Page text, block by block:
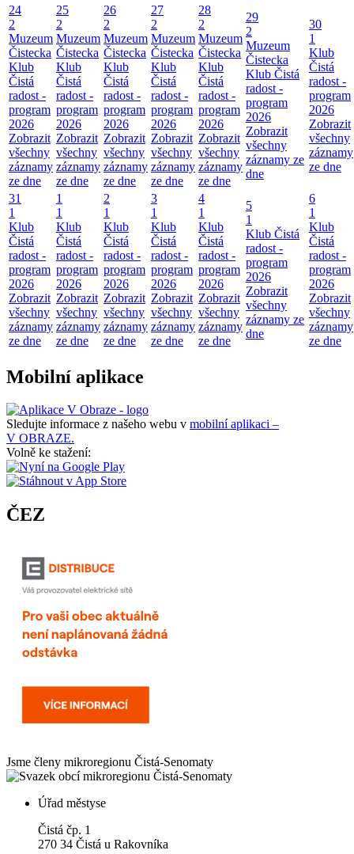
24
2
Muzeum
Čistecka
Klub
Čistá
radost -
program
2026
Zobrazit
všechny
záznamy
ze dne
25
2
Muzeum
Čistecka
Klub
Čistá
radost -
program
2026
Zobrazit
všechny
záznamy
ze dne
26
2
Muzeum
Čistecka
Klub
Čistá
radost -
program
2026
Zobrazit
všechny
záznamy
ze dne
27
2
Muzeum
Čistecka
Klub
Čistá
radost -
program
2026
Zobrazit
všechny
záznamy
ze dne
28
2
Muzeum
Čistecka
Klub
Čistá
radost -
program
2026
Zobrazit
všechny
záznamy
ze dne
29
2
Muzeum
Čistecka
Klub Čistá
radost -
program
2026
Zobrazit
všechny
záznamy ze
dne
30
1
Klub
Čistá
radost -
program
2026
Zobrazit
všechny
záznamy
ze dne
31
1
Klub
Čistá
radost -
program
2026
Zobrazit
všechny
záznamy
ze dne
1
1
Klub
Čistá
radost -
program
2026
Zobrazit
všechny
záznamy
ze dne
2
1
Klub
Čistá
radost -
program
2026
Zobrazit
všechny
záznamy
ze dne
3
1
Klub
Čistá
radost -
program
2026
Zobrazit
všechny
záznamy
ze dne
4
1
Klub
Čistá
radost -
program
2026
Zobrazit
všechny
záznamy
ze dne
5
1
Klub Čistá
radost -
program
2026
Zobrazit
všechny
záznamy ze
dne
6
1
Klub
Čistá
radost -
program
2026
Zobrazit
všechny
záznamy
ze dne
Mobilní aplikace
Sledujte informace z našeho webu v mobilní aplikaci –
V OBRAZE.
Volně ke stažení:
ČEZ
Jsme členy mikroregionu Čistá-Senomaty
Úřad městyse
Čistá čp. 1
270 34 Čistá u Rakovníka